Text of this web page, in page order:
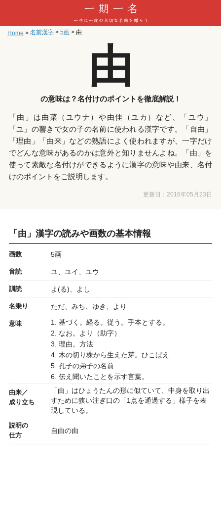
Home > 名前漢字 > 5画 > 由
由
の意味は？名付けのポイントを徹底解説！
「由」は由菜（ユウナ）や由佳（ユカ）など、「ユウ」
「ユ」の響きで女の子の名前に使われる漢字です。「自由」
「理由」「由来」などの熟語によく使われますが、一字だけ
でどんな意味があるのかは意外と知りませんよね。「由」を
使って素敵な名付けができるように漢字の意味や由来、名付
けのポイントをご説明します。
更新日： 2016年05月23日
「由」漢字の読みや画数の基本情報
画数 5画
音読 ユ、ユイ、ユウ
訓読 よ(る)、よし
名乗り ただ、みち、ゆき、より
意味
1. 基づく。経る。従う。手本とする。
2. なお。より（助字）
3. 理由。方法
4. 木の切り株から生えた芽。ひこばえ
5. 孔子の弟子の名前
6. 伝え聞いたことを示す言葉。
由来／
成り立ち
「由」はひょうたんの形に似ていて、中身を取り出
すために狭い注ぎ口の「1点を通過する」様子を表
現している。
説明の
仕方
自由の由